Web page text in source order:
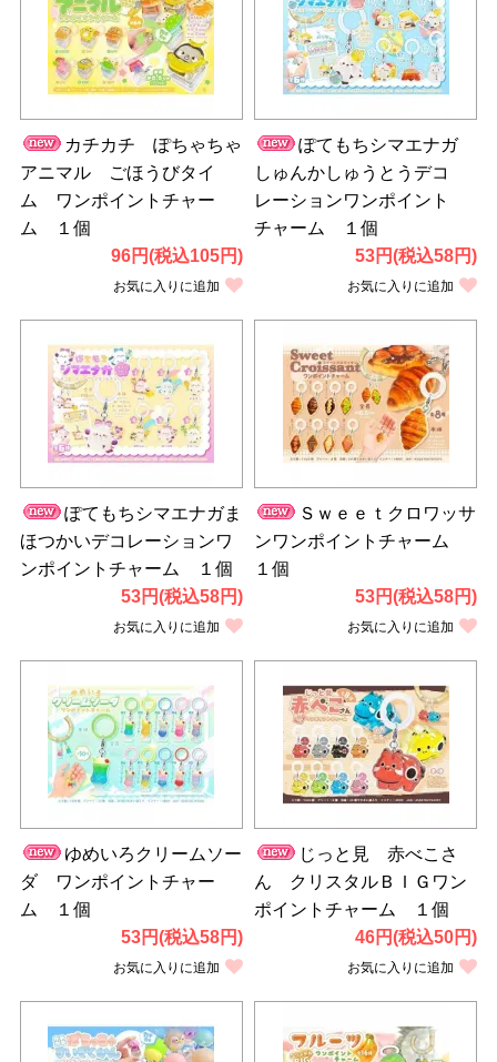
カチカチ ぽちゃちゃ
アニマル ごほうびタイ
ム ワンポイントチャー
ム １個
96円(税込105円)
お気に入りに追加
ぽてもちシマエナガ
しゅんかしゅうとうデコ
レーションワンポイント
チャーム １個
53円(税込58円)
お気に入りに追加
ぽてもちシマエナガま
ほつかいデコレーションワ
ンポイントチャーム １個
53円(税込58円)
お気に入りに追加
Ｓｗｅｅｔクロワッサ
ンワンポイントチャーム
１個
53円(税込58円)
お気に入りに追加
ゆめいろクリームソー
ダ ワンポイントチャー
ム １個
53円(税込58円)
お気に入りに追加
じっと見 赤べこさ
ん クリスタルＢＩＧワン
ポイントチャーム １個
46円(税込50円)
お気に入りに追加